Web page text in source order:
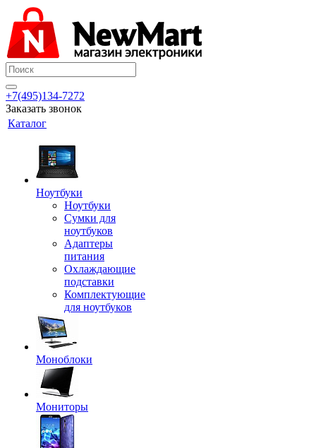
+7(495)134-7272
Заказать звонок
Каталог
Ноутбуки
Ноутбуки
Сумки для
ноутбуков
Адаптеры
питания
Охлаждающие
подставки
Комплектующие
для ноутбуков
Моноблоки
Мониторы